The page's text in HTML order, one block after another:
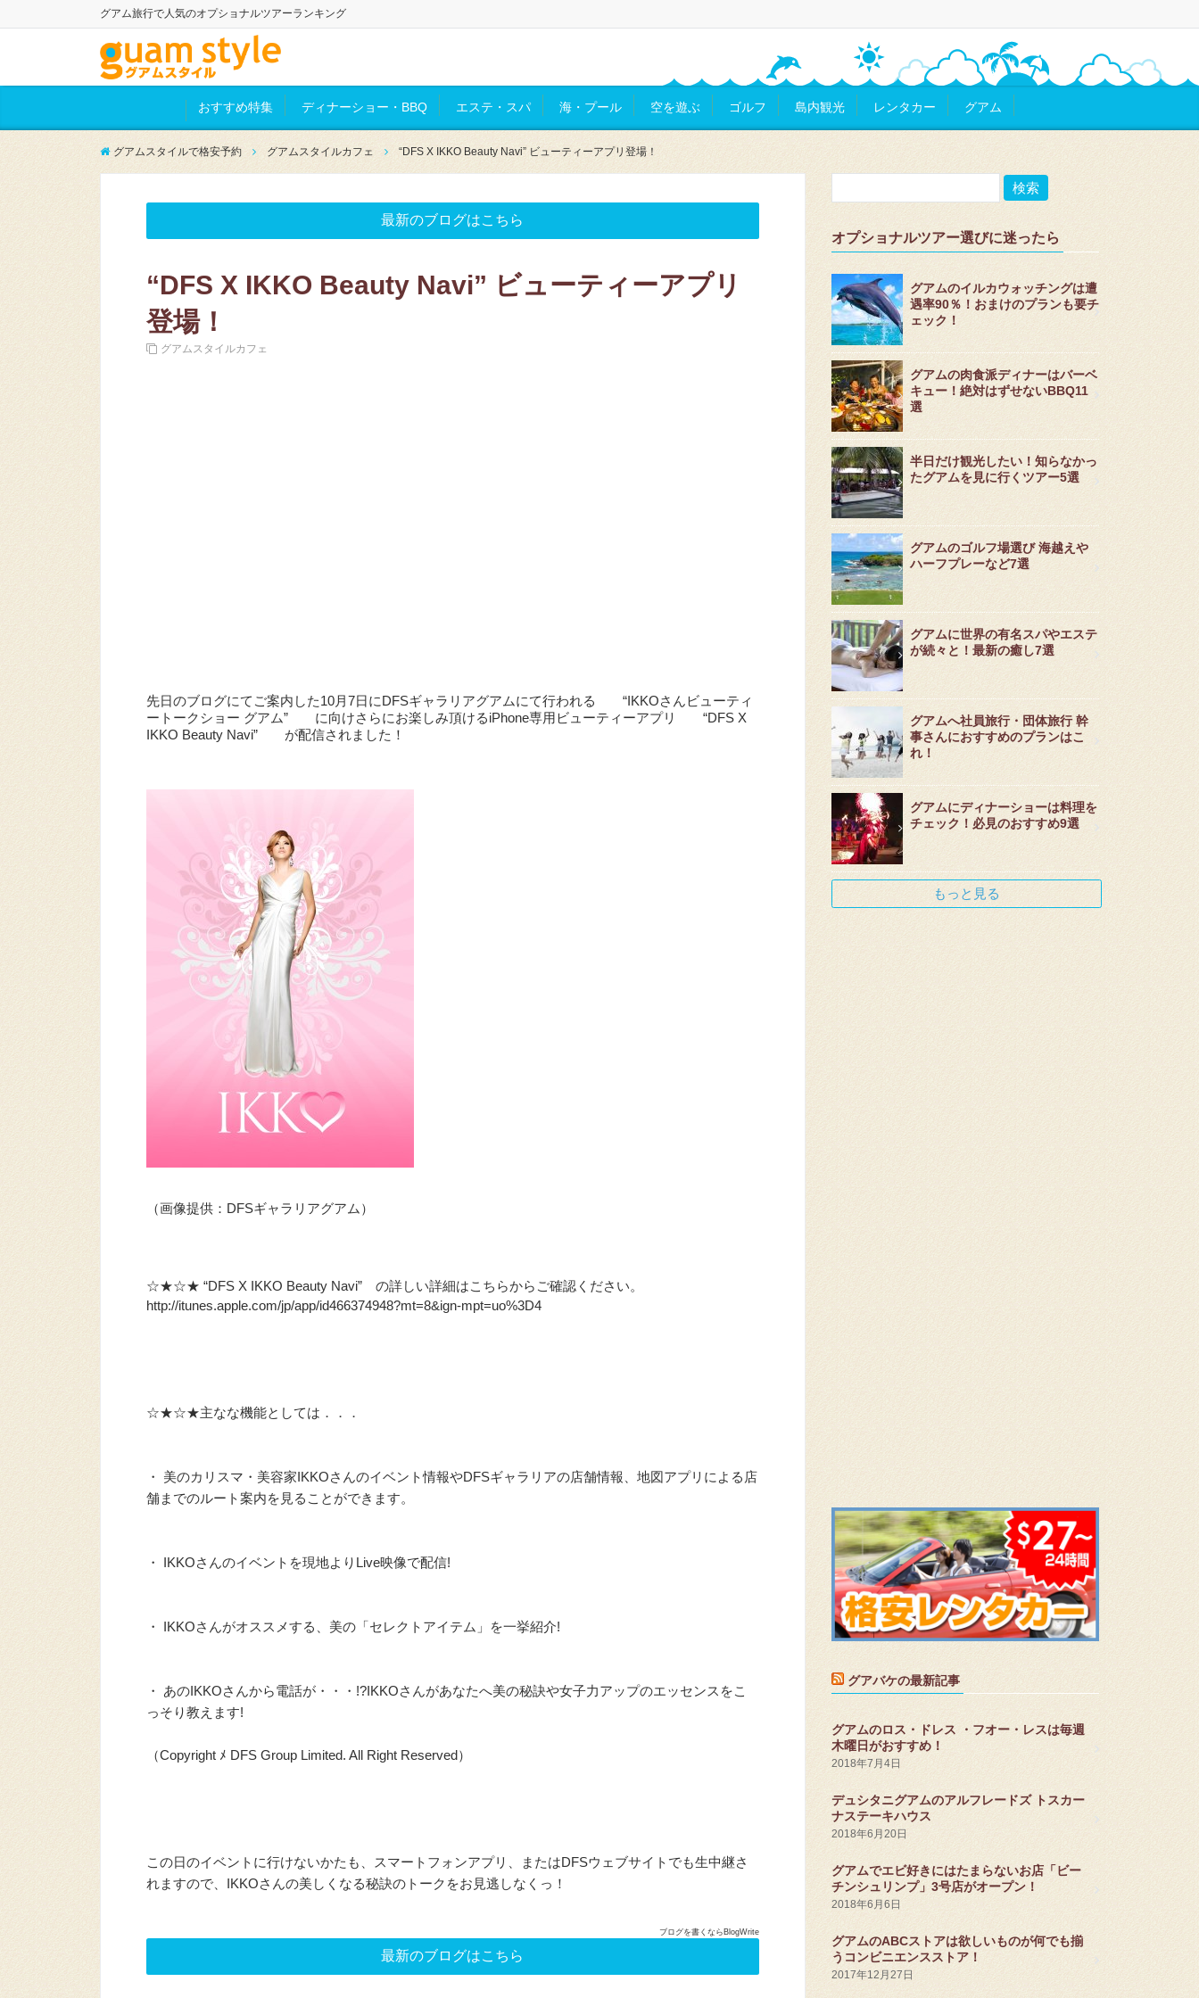
グアム旅行で人気のオプショナルツアーランキング
おすすめ特集 ディナーショー・BBQ エステ・スパ 海・プール 空を遊ぶ ゴルフ 島内観光 レンタカー グアム
グアムスタイルで格安予約 グアムスタイルカフェ “DFS X IKKO Beauty Navi” ビューティーアプリ登場！
最新のブログはこちら
“DFS X IKKO Beauty Navi” ビューティーアプリ
登場！
グアムスタイルカフェ
先日のブログにてご案内した10月7日にDFSギャラリアグアムにて行われる “IKKOさんビューティ
ートークショー グアム” に向けさらにお楽しみ頂けるiPhone専用ビューティーアプリ “DFS X
IKKO Beauty Navi” が配信されました！
（画像提供：DFSギャラリアグアム）
☆★☆★ “DFS X IKKO Beauty Navi” の詳しい詳細はこちらからご確認ください。
http://itunes.apple.com/jp/app/id466374948?mt=8&ign-mpt=uo%3D4
☆★☆★主なな機能としては．．．
・ 美のカリスマ・美容家IKKOさんのイベント情報やDFSギャラリアの店舗情報、地図アプリによる店
舗までのルート案内を見ることができます。
・ IKKOさんのイベントを現地よりLive映像で配信!
・ IKKOさんがオススメする、美の「セレクトアイテム」を一挙紹介!
・ あのIKKOさんから電話が・・・!?IKKOさんがあなたへ美の秘訣や女子力アップのエッセンスをこ
っそり教えます!
（Copyright ﾒ DFS Group Limited. All Right Reserved）
この日のイベントに行けないかたも、スマートフォンアプリ、またはDFSウェブサイトでも生中継さ
れますので、IKKOさんの美しくなる秘訣のトークをお見逃しなくっ！
ブログを書くならBlogWrite
最新のブログはこちら
オプショナルツアー選びに迷ったら
グアムのイルカウォッチングは遭
遇率90％！おまけのプランも要チ
ェック！
グアムの肉食派ディナーはバーベ
キュー！絶対はずせないBBQ11
選
半日だけ観光したい！知らなかっ
たグアムを見に行くツアー5選
グアムのゴルフ場選び 海越えや
ハーフプレーなど7選
グアムに世界の有名スパやエステ
が続々と！最新の癒し7選
グアムへ社員旅行・団体旅行 幹
事さんにおすすめのプランはこ
れ！
グアムにディナーショーは料理を
チェック！必見のおすすめ9選
もっと見る
グアバケの最新記事
グアムのロス・ドレス ・フオー・レスは毎週
木曜日がおすすめ！
2018年7月4日
デュシタニグアムのアルフレードズ トスカー
ナステーキハウス
2018年6月20日
グアムでエビ好きにはたまらないお店「ビー
チンシュリンプ」3号店がオープン！
2018年6月6日
グアムのABCストアは欲しいものが何でも揃
うコンビニエンスストア！
2017年12月27日